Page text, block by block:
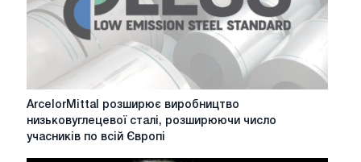
Leaders
ArcelorMittal
виробництво
ArcelorMittal розширює виробництво
низьковуглецевої сталі, розширюючи число
учасників по всій Європі